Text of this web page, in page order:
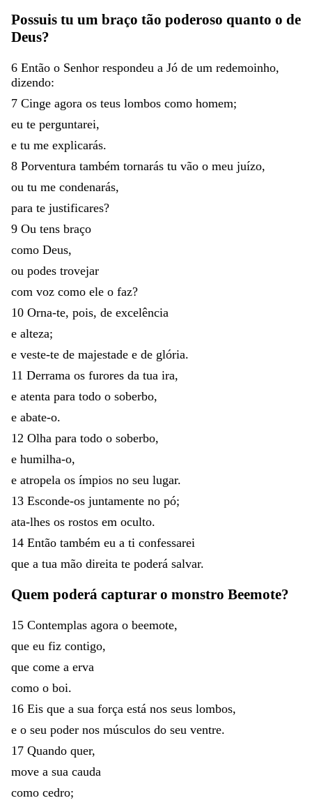
Possuis tu um braço tão poderoso quanto o de
Deus?
6 Então o Senhor respondeu a Jó de um redemoinho,
dizendo:
7 Cinge agora os teus lombos como homem;
eu te perguntarei,
e tu me explicarás.
8 Porventura também tornarás tu vão o meu juízo,
ou tu me condenarás,
para te justificares?
9 Ou tens braço
como Deus,
ou podes trovejar
com voz como ele o faz?
10 Orna-te, pois, de excelência
e alteza;
e veste-te de majestade e de glória.
11 Derrama os furores da tua ira,
e atenta para todo o soberbo,
e abate-o.
12 Olha para todo o soberbo,
e humilha-o,
e atropela os ímpios no seu lugar.
13 Esconde-os juntamente no pó;
ata-lhes os rostos em oculto.
14 Então também eu a ti confessarei
que a tua mão direita te poderá salvar.
Quem poderá capturar o monstro Beemote?
15 Contemplas agora o beemote,
que eu fiz contigo,
que come a erva
como o boi.
16 Eis que a sua força está nos seus lombos,
e o seu poder nos músculos do seu ventre.
17 Quando quer,
move a sua cauda
como cedro;